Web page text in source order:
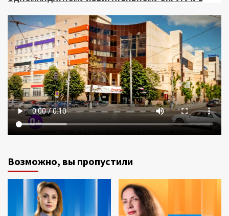
Возможно, вы пропустили